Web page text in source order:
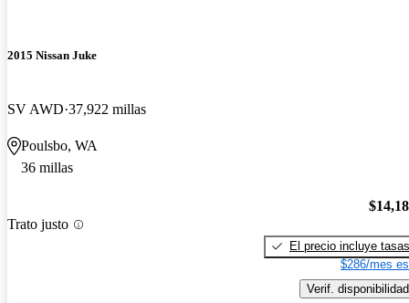
2015 Nissan Juke
SV AWD 37,922 millas
Poulsbo, WA
36 millas
Trato justo
El precio incluye tasas
$286/mes
Verif. disponibilidad